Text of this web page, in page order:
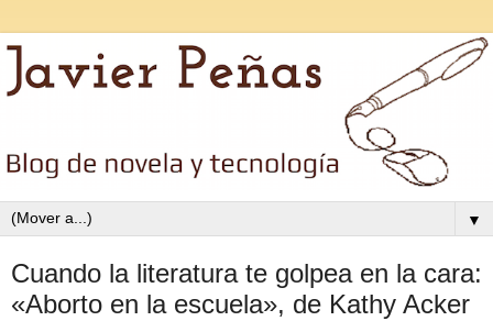
▼
Cuando la literatura te golpea en la cara:
«Aborto en la escuela», de Kathy Acker